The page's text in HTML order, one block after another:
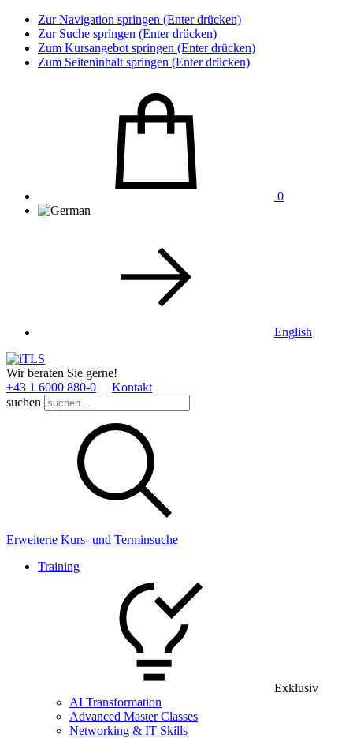
Zur Navigation springen (Enter drücken)
Zur Suche springen (Enter drücken)
Zum Kursangebot springen (Enter drücken)
Zum Seiteninhalt springen (Enter drücken)
0
English
Wir beraten Sie gerne!
+43 1 6000 880­-0
Kontakt
suchen
Erweiterte Kurs- und Terminsuche
Training
Exklusiv
AI Transformation
Advanced Master Classes
Networking & IT Skills